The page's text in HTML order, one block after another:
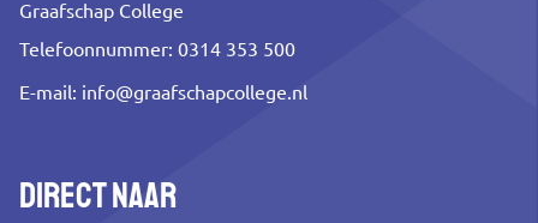
Graafschap College
Telefoonnummer: 0314 353 500
E-mail: info@graafschapcollege.nl
Direct naar